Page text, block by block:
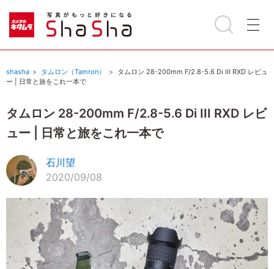
shasha タムロン（Tamron）
タムロン 28-200mm F/2.8-5.6 Di III RXD レビュ
ー | 日常と旅をこれ一本で
タムロン 28-200mm F/2.8-5.6 Di III RXD レビ
ュー | 日常と旅をこれ一本で
石川望
2020/09/08